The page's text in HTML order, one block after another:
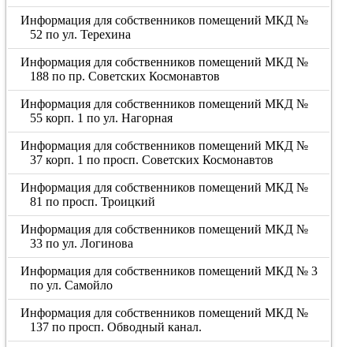
Информация для собственников помещений МКД №
52 по ул. Терехина
Информация для собственников помещений МКД №
188 по пр. Советских Космонавтов
Информация для собственников помещений МКД №
55 корп. 1 по ул. Нагорная
Информация для собственников помещений МКД №
37 корп. 1 по просп. Советских Космонавтов
Информация для собственников помещений МКД №
81 по просп. Троицкий
Информация для собственников помещений МКД №
33 по ул. Логинова
Информация для собственников помещений МКД № 3
по ул. Самойло
Информация для собственников помещений МКД №
137 по просп. Обводный канал.